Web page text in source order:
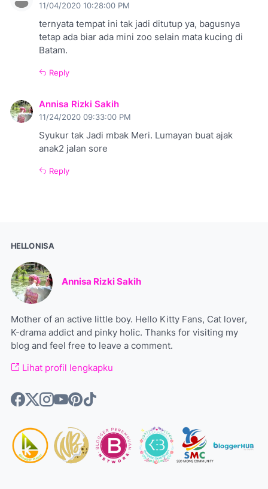
11/04/2020 10:28:00 PM
ternyata tempat ini tak jadi ditutup ya, bagusnya
tetap ada biar ada mini zoo selain mata kucing di
Batam.
Reply
Annisa Rizki Sakih
11/24/2020 09:33:00 PM
Syukur tak Jadi mbak Meri. Lumayan buat ajak
anak2 jalan sore
Reply
HELLO NISA
Annisa Rizki Sakih
Mother of an active little boy. Hello Kitty Fans, Cat lover,
K-drama addict and pinky holic. Thanks for visiting my
blog and feel free to leave a comment.
Lihat profil lengkapku